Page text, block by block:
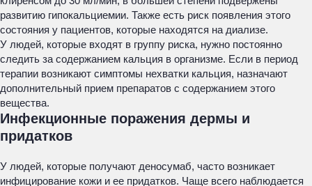
развитию гипокальциемии. Также есть риск появления этого
состояния у пациентов, которые находятся на диализе.
У людей, которые входят в группу риска, нужно постоянно
следить за содержанием кальция в организме. Если в период
терапии возникают симптомы нехватки кальция, назначают
дополнительный прием препаратов с содержанием этого
вещества.
Инфекционные поражения дермы и
придатков
У людей, которые получают деносумаб, часто возникает
инфицирование кожи и ее придатков. Чаще всего наблюдается